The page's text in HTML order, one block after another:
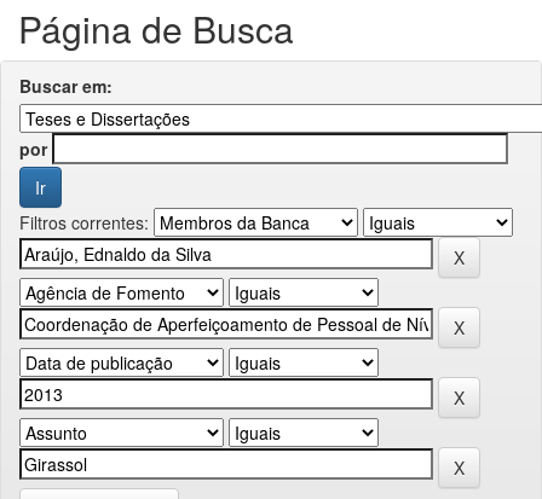
Página de Busca
Buscar em:
por
Filtros correntes: